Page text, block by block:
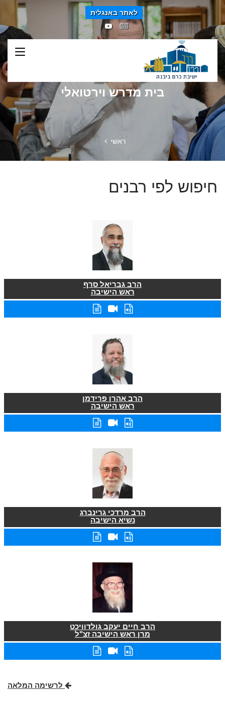
לאתר באנגלית
בית מדרש וירטואלי
ראשי
חיפוש לפי רבנים
הרב גבריאל סרף
ראש הישיבה
הרב אהרן פרידמן
ראש הישיבה
הרב מרדכי גרינברג
נשיא הישיבה
הרב חיים יעקב גולדוויכט
מרן ראש הישיבה זצ"ל
לרשימה המלאה